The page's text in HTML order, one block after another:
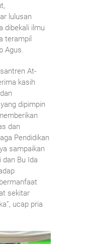
lulusan
dibekali ilmu
terampil
Agus.
At-
kasih
dipimpin
dan
Pendidikan
sampaikan
dan Bu Ida
sekitar
ucap pria